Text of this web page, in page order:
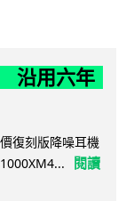
沿用六年
復刻版降噪耳機
閱讀